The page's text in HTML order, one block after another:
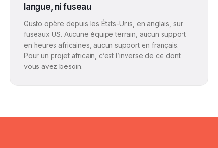
langue, ni fuseau
Gusto opère depuis les États-Unis, en anglais, sur
fuseaux US. Aucune équipe terrain, aucun support
en heures africaines, aucun support en français.
Pour un projet africain, c’est l’inverse de ce dont
vous avez besoin.